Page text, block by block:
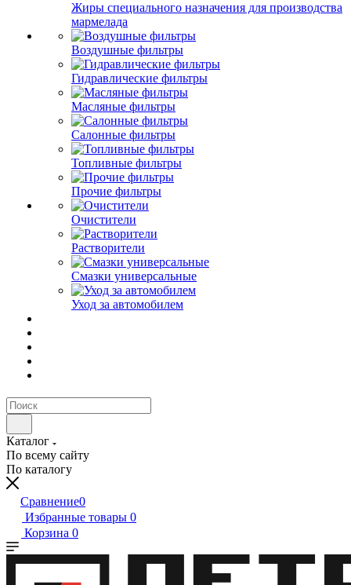
Жиры специального назначения для производства
мармелада
Воздушные фильтры
Гидравлические фильтры
Масляные фильтры
Салонные фильтры
Топливные фильтры
Прочие фильтры
Очистители
Растворители
Смазки универсальные
Уход за автомобилем
Каталог
По всему сайту
По каталогу
Сравнение0
Избранные товары 0
Корзина 0